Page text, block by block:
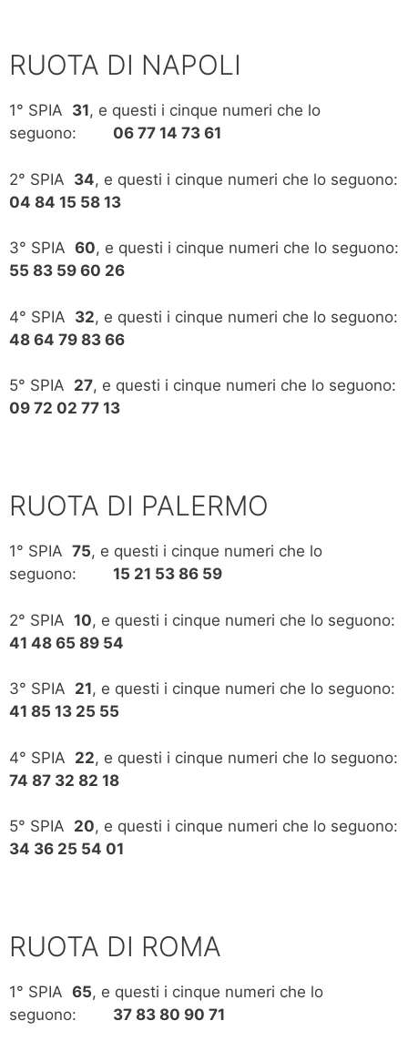
RUOTA DI NAPOLI
1° SPIA 31, e questi i cinque numeri che lo
seguono: 06 77 14 73 61
2° SPIA 34, e questi i cinque numeri che lo seguono:
04 84 15 58 13
3° SPIA 60, e questi i cinque numeri che lo seguono:
55 83 59 60 26
4° SPIA 32, e questi i cinque numeri che lo seguono:
48 64 79 83 66
5° SPIA 27, e questi i cinque numeri che lo seguono:
09 72 02 77 13
RUOTA DI PALERMO
1° SPIA 75, e questi i cinque numeri che lo
seguono: 15 21 53 86 59
2° SPIA 10, e questi i cinque numeri che lo seguono:
41 48 65 89 54
3° SPIA 21, e questi i cinque numeri che lo seguono:
41 85 13 25 55
4° SPIA 22, e questi i cinque numeri che lo seguono:
74 87 32 82 18
5° SPIA 20, e questi i cinque numeri che lo seguono:
34 36 25 54 01
RUOTA DI ROMA
1° SPIA 65, e questi i cinque numeri che lo
seguono: 37 83 80 90 71